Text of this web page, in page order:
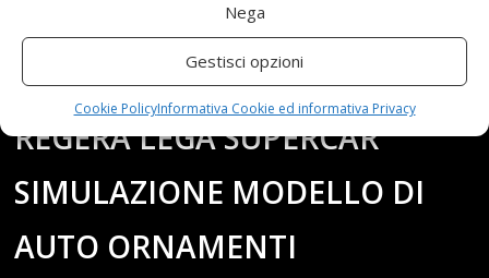
Nega
Gestisci opzioni
Cookie PolicyInformativa Cookie ed informativa Privacy
MODELLINI AUTO D’EPOCA
1:18 PER KOENIGSEGG
REGERA LEGA SUPERCAR
SIMULAZIONE MODELLO DI
AUTO ORNAMENTI